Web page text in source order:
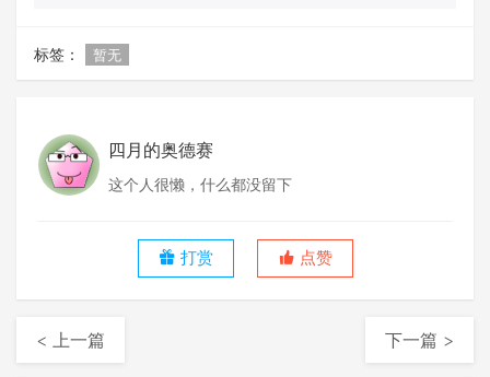
标签： 暂无
四月的奥德赛
这个人很懒，什么都没留下
打赏 点赞
< 上一篇 下一篇 >